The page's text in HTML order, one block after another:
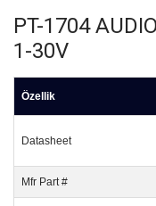
PT-1704
1-30V
Özellik
Datasheet
Mfr Part #